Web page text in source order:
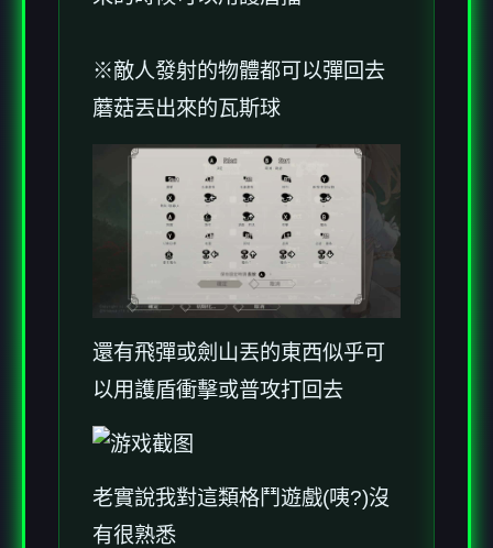
※敵人發射的物體都可以彈回去
蘑菇丟出來的瓦斯球
還有飛彈或劍山丟的東西似乎可
以用護盾衝擊或普攻打回去
老實說我對這類格鬥遊戲(咦?)沒
有很熟悉